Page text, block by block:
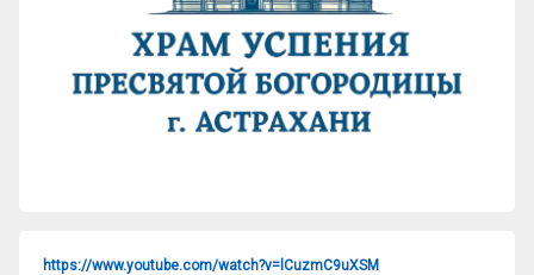
https://www.youtube.com/watch?v=lCuzmC9uXSM